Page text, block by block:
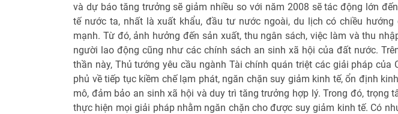
và dự báo tăng trưởng sẽ giảm nhiều so với năm 2008 sẽ tác động lớn
tế nước ta, nhất là xuất khẩu, đầu tư nước ngoài, du lịch có chiều hướng
mạnh. Từ đó, ảnh hưởng đến sản xuất, thu ngân sách, việc làm và thu
người lao động cũng như các chính sách an sinh xã hội của đất nước.
thần này, Thủ tướng yêu cầu ngành Tài chính quán triệt các giải pháp của
phủ về tiếp tục kiềm chế lạm phát, ngăn chặn suy giảm kinh tế, ổn định
mô, đảm bảo an sinh xã hội và duy trì tăng trưởng hợp lý. Trong đó, trọng
thực hiện mọi giải pháp nhằm ngăn chặn cho được suy giảm kinh tế. Có